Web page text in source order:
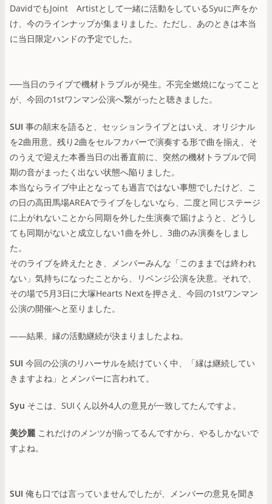
DavidでもJoint Artistとして一緒に活動をしているSyuに声をか
け、今のラインナップが集まりました。ただし、あのときは本当
に当日限定ハンドの予定でした。
──当日のライブで機材トラブルが発生。不完全燃焼になってこと
が、今回の1stワンマン公演へ繋がったと聴きました。
SUI 事の顛末を語ると、セッションライブとはいえ、オリジナル
を2曲用意。残り2曲をセルフカバーで演奏する形で曲を揃え、そ
のうえで迎えた本番当日の出番直前に、突然の機材トラブルで同
期の音がまったく出ない状態へ陥りました。
本当ならライブ中止となっても過言ではない事態でしたけど、こ
の日の高田馬場AREAでライブをしないなら、二度と同じステージ
に上がれないことから同期を外した生演奏で届けようと、どうし
ても同期がないと成立しない1曲を外し、3曲のみ演奏をしまし
た。
そのライブを終えたとき、メンバーみんな「このままでは終われ
ない」気持ちになったことから、リベンジ公演を決意。それで、
その場で5月3日に大塚Hearts Nextを押さえ、今回の1stワンマン
公演の開催へと至りました。
――結果、縁の活動継続が決まりましたよね。
SUI 今回の公演のリハーサルを続けていく中、「縁は継続してい
きますよね」とメンバーに言われて。
Syu そこは、SUIくん以外4人の意見が一致してたんですよ。
美沙麗 これだけのメンツが揃ってるんですから、やるしかないで
すよね。
SUI 俺も口では言っていませんでしたが、メンバーの意見を聞き